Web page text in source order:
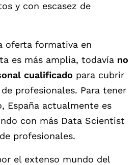
y con escasez de
oferta formativa en
es más amplia, todavía no
cualificado para cubrir
profesionales. Para tener
España actualmente es
con más Data Scientist
profesionales.
el extenso mundo del